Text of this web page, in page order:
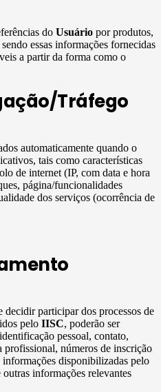
do Usuário por produtos,
essas informações fornecidas
a partir da forma como o
Tráfego
automaticamente quando o
tais como características
de internet (IP, com data e hora
página/funcionalidades
dos serviços (ocorrência de
decidir participar dos processos de
pelo IISC, poderão ser
pessoal, contato,
profissional, números de inscrição
disponibilizadas pelo
outras informações relevantes